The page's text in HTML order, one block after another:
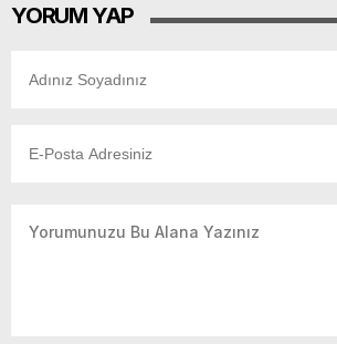
YORUM YAP